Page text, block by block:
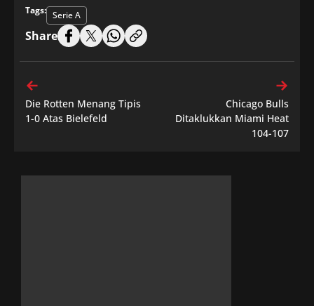
Tags: Serie A
Share
Die Rotten Menang Tipis
1-0 Atas Bielefeld
Chicago Bulls
Ditaklukkan Miami Heat
104-107